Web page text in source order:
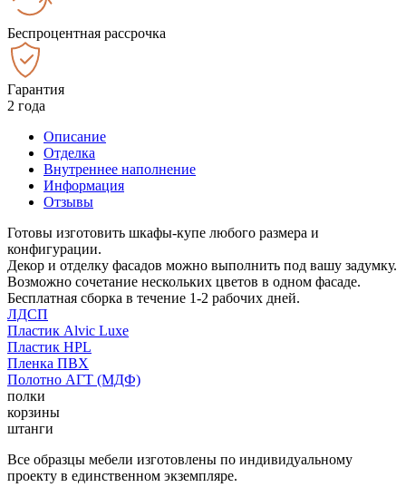
Беспроцентная рассрочка
Гарантия
2 года
Описание
Отделка
Внутреннее наполнение
Информация
Отзывы
Готовы изготовить шкафы-купе любого размера и
конфигурации.
Декор и отделку фасадов можно выполнить под вашу задумку.
Возможно сочетание нескольких цветов в одном фасаде.
Бесплатная сборка в течение 1-2 рабочих дней.
ЛДСП
Пластик Alvic Luxe
Пластик HPL
Пленка ПВХ
Полотно АГТ (МДФ)
полки
корзины
штанги
Все образцы мебели изготовлены по индивидуальному
проекту в единственном экземпляре.